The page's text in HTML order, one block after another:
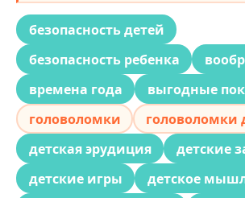
безопасность детей
безопасность ребенка
времена года
выгодные
головоломки
головоломки
детская эрудиция
детские
детские игры
детское